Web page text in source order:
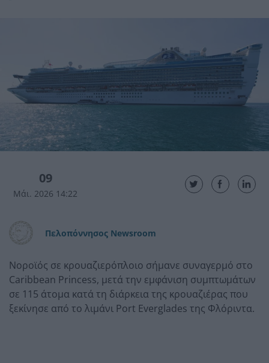
09
Μάι. 2026 14:22
Πελοπόννησος Newsroom
Νοροϊός σε κρουαζιερόπλοιο σήμανε συναγερμό στο
Caribbean Princess, μετά την εμφάνιση συμπτωμάτων
σε 115 άτομα κατά τη διάρκεια της κρουαζιέρας που
ξεκίνησε από το λιμάνι Port Everglades της Φλόριντα.